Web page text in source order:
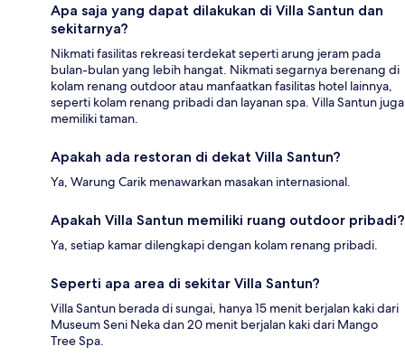
Apa saja yang dapat dilakukan di Villa Santun dan
sekitarnya?
Nikmati fasilitas rekreasi terdekat seperti arung jeram pada
bulan-bulan yang lebih hangat. Nikmati segarnya berenang di
kolam renang outdoor atau manfaatkan fasilitas hotel lainnya,
seperti kolam renang pribadi dan layanan spa. Villa Santun juga
memiliki taman.
Apakah ada restoran di dekat Villa Santun?
Ya, Warung Carik menawarkan masakan internasional.
Apakah Villa Santun memiliki ruang outdoor pribadi?
Ya, setiap kamar dilengkapi dengan kolam renang pribadi.
Seperti apa area di sekitar Villa Santun?
Villa Santun berada di sungai, hanya 15 menit berjalan kaki dari
Museum Seni Neka dan 20 menit berjalan kaki dari Mango
Tree Spa.